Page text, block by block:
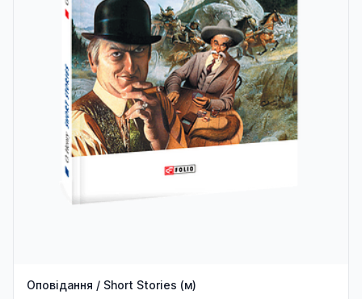
Оповідання / Short Stories (м)